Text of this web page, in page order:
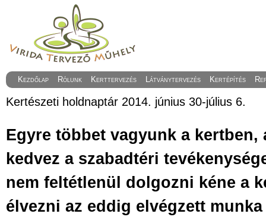
Kezdőlap Rólunk Kerttervezés Látványtervezés Kertépítés
Kertészeti holdnaptár 2014. június 30-július 6.
Egyre többet vagyunk a kertben,
kedvez a szabadtéri
nem feltétlenül dolgozni kéne a
élvezni az eddig elvégzett